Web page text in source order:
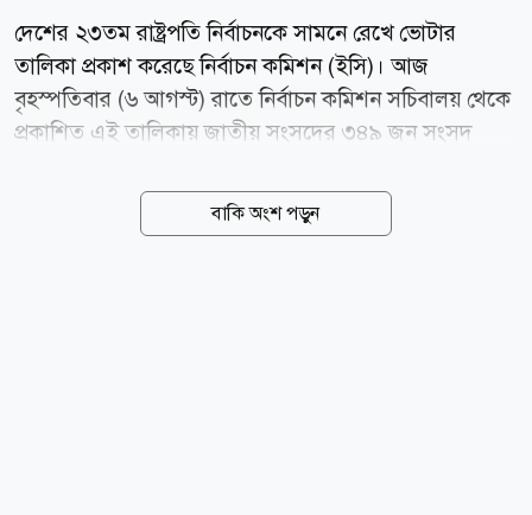
দেশের ২৩তম রাষ্ট্রপতি নির্বাচনকে সামনে রেখে ভোটার
তালিকা প্রকাশ করেছে নির্বাচন কমিশন (ইসি)। আজ
বৃহস্পতিবার (৬ আগস্ট) রাতে নির্বাচন কমিশন সচিবালয় থেকে
প্রকাশিত এই তালিকায় জাতীয় সংসদের ৩৪৯ জন সংসদ
আগে আজই আনুষ্ঠানিকভাবে দেশের পরবর্তী রাষ্ট্রপতি
নির্বাচনের বহুল প্রতীক্ষিত তফসিল ঘোষণা করে কমিশন।
বাকি অংশ পড়ুন